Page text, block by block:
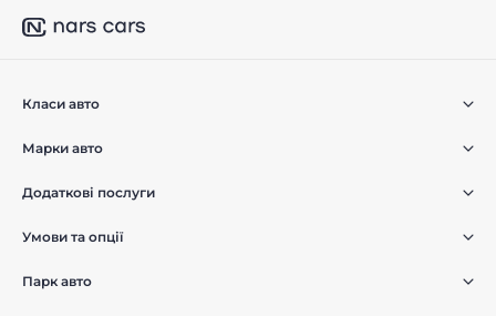
Класи авто
Марки авто
Додаткові послуги
Умови та опції
Парк авто